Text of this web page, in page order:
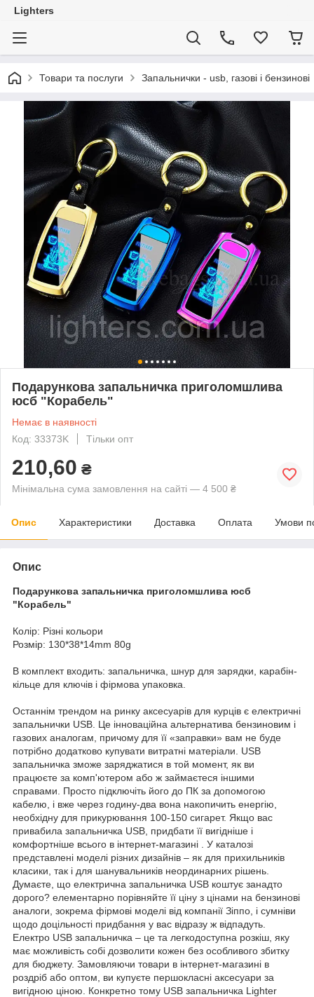
Lighters
Товари та послуги Запальнички - usb, газові і бензинові
Подарункова запальничка приголомшлива
юсб "Корабель"
Немає в наявності
Код: 33373K
Тільки опт
210,60 ₴
Мінімальна сума замовлення на сайті — 4 500 ₴
Опис Характеристики Доставка Оплата Умови
Опис
Подарункова запальничка приголомшлива юсб
"Корабель"
Колір: Різні кольори
Розмір: 130*38*14mm 80g
В комплект входить: запальничка, шнур для зарядки, карабін-
кільце для ключів і фірмова упаковка.
Останнім трендом на ринку аксесуарів для курців є електричні
запальнички USB. Це інноваційна альтернатива бензиновим і
газових аналогам, причому для її «заправки» вам не буде
потрібно додатково купувати витратні матеріали. USB
запальничка зможе заряджатися в той момент, як ви
працюєте за комп'ютером або ж займаєтеся іншими
справами. Просто підключіть його до ПК за допомогою
кабелю, і вже через годину-два вона накопичить енергію,
необхідну для прикурювання 100-150 сигарет. Якщо вас
привабила запальничка USB, придбати її вигідніше і
комфортніше всього в інтернет-магазині . У каталозі
представлені моделі різних дизайнів – як для прихильників
класики, так і для шанувальників неординарних рішень.
Думаєте, що електрична запальничка USB коштує занадто
дорого? елементарно порівняйте її ціну з цінами на бензинові
аналоги, зокрема фірмові моделі від компанії Зіппо, і сумніви
щодо доцільності придбання у вас відразу ж відпадуть.
Електро USB запальничка – це та легкодоступна розкіш, яку
має можливість собі дозволити кожен без особливого збитку
для бюджету. Замовляючи товари в інтернет-магазині в
роздріб або оптом, ви купуєте першокласні аксесуари за
вигідною ціною. Конкретно тому USB запальничка Lighter